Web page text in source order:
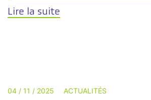
Lire la suite
04 / 11 / 2025 ACTUALITÉS